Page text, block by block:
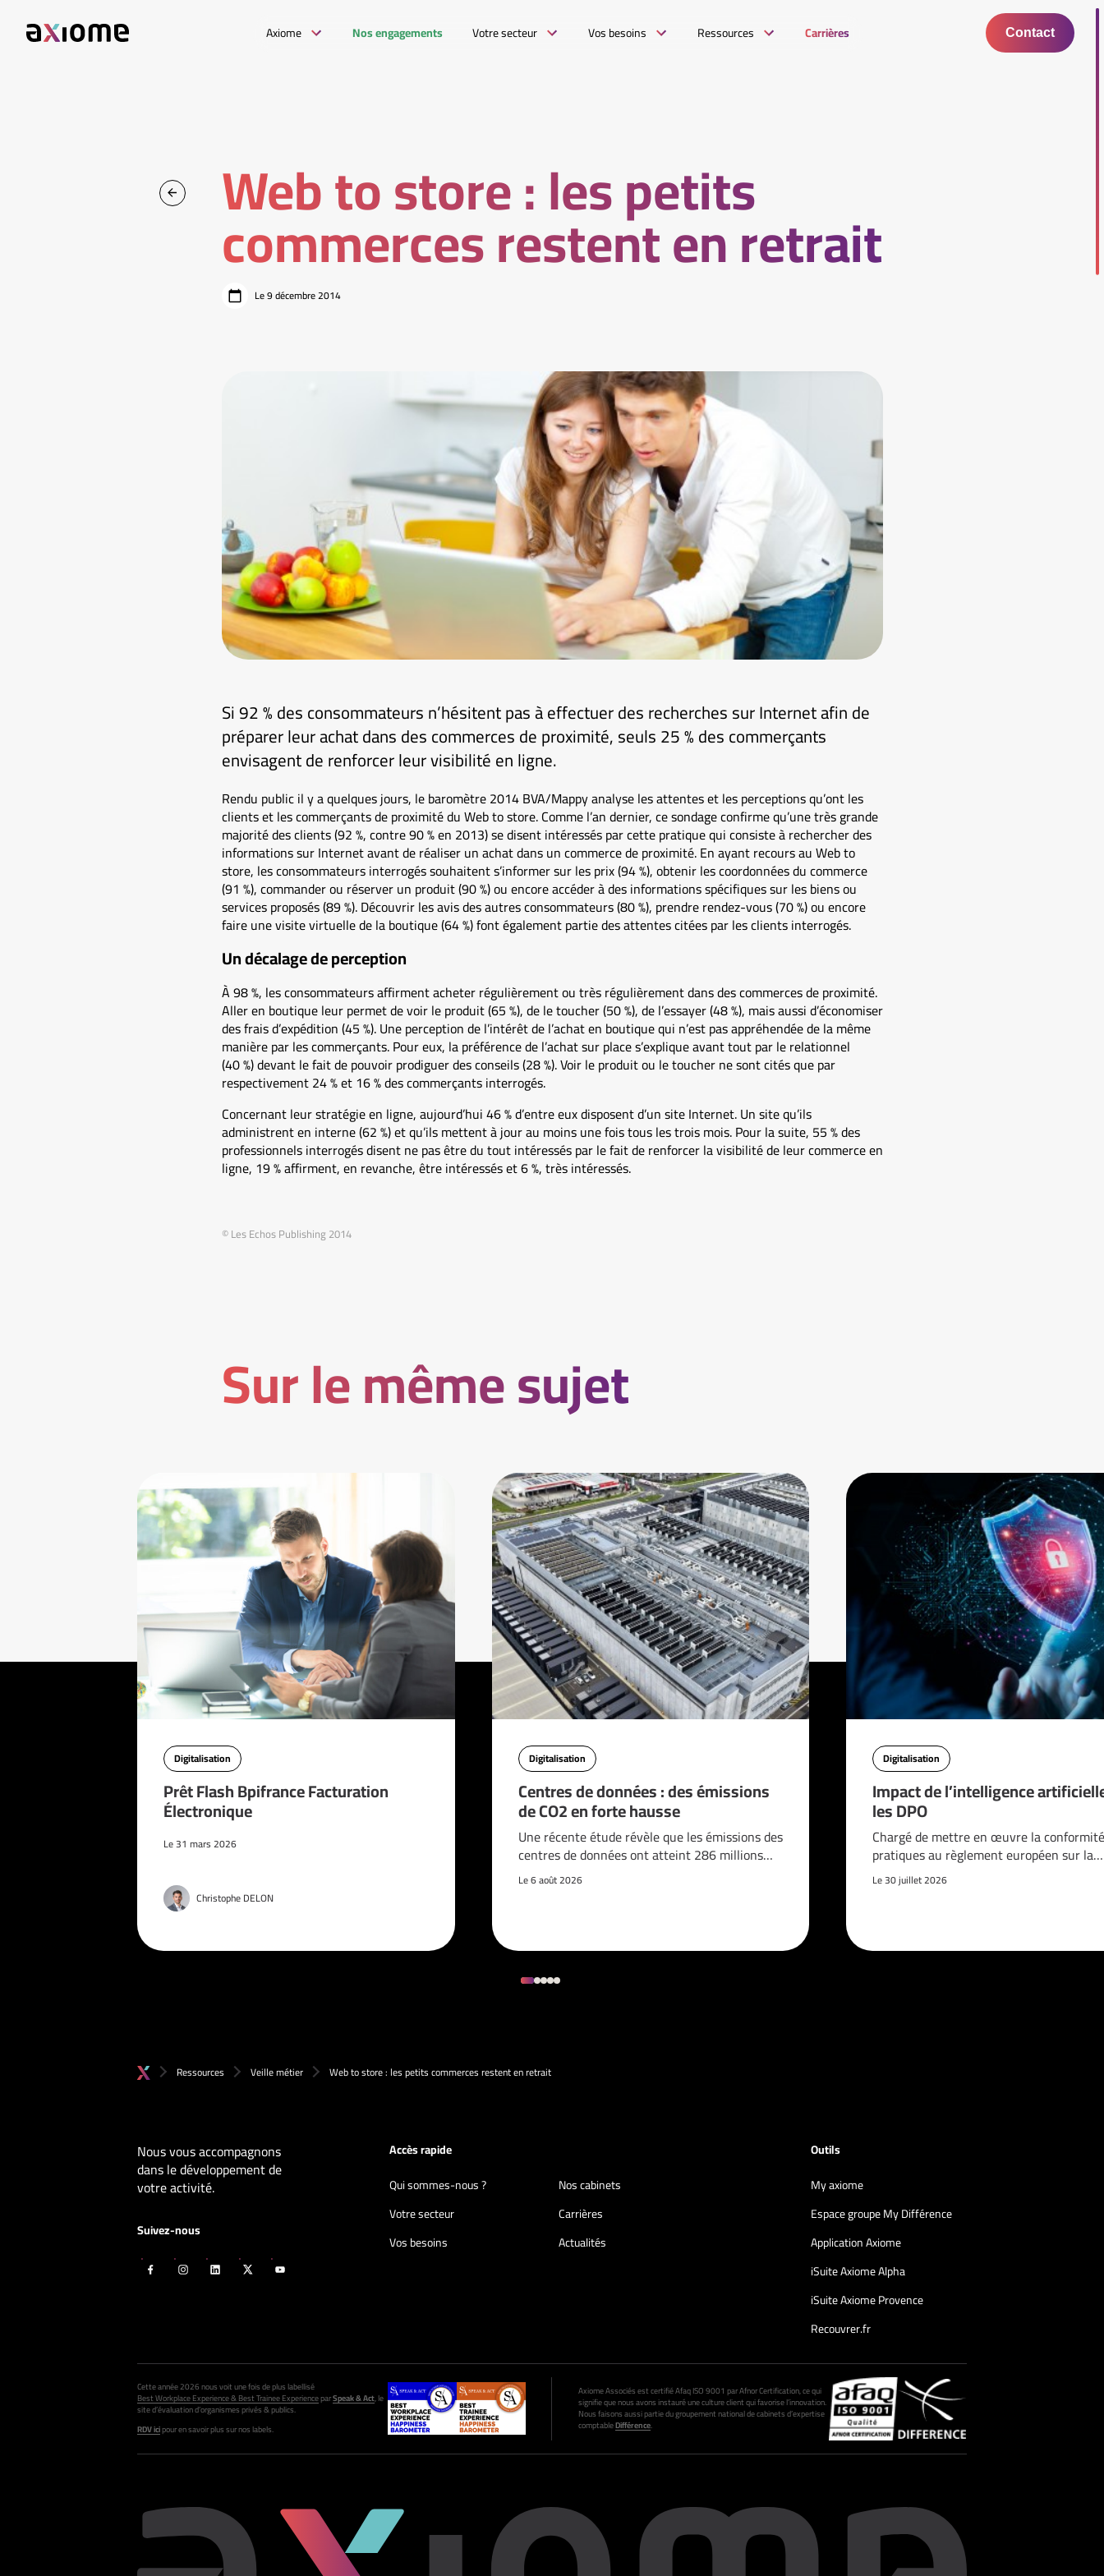
Axiome Nos engagements Votre secteur Vos besoins Ressources Carrières Contact
Web to store : les petits
commerces restent en retrait
Le 9 décembre 2014
Si 92 % des consommateurs n’hésitent pas à effectuer des recherches sur Internet afin de
préparer leur achat dans des commerces de proximité, seuls 25 % des commerçants
envisagent de renforcer leur visibilité en ligne.
Rendu public il y a quelques jours, le baromètre 2014 BVA/Mappy analyse les attentes et les perceptions qu’ont les
clients et les commerçants de proximité du Web to store. Comme l’an dernier, ce sondage confirme qu’une très grande
majorité des clients (92 %, contre 90 % en 2013) se disent intéressés par cette pratique qui consiste à rechercher des
informations sur Internet avant de réaliser un achat dans un commerce de proximité. En ayant recours au Web to
store, les consommateurs interrogés souhaitent s’informer sur les prix (94 %), obtenir les coordonnées du commerce
(91 %), commander ou réserver un produit (90 %) ou encore accéder à des informations spécifiques sur les biens ou
services proposés (89 %). Découvrir les avis des autres consommateurs (80 %), prendre rendez-vous (70 %) ou encore
faire une visite virtuelle de la boutique (64 %) font également partie des attentes citées par les clients interrogés.
Un décalage de perception
À 98 %, les consommateurs affirment acheter régulièrement ou très régulièrement dans des commerces de proximité.
Aller en boutique leur permet de voir le produit (65 %), de le toucher (50 %), de l’essayer (48 %), mais aussi d’économiser
des frais d’expédition (45 %). Une perception de l’intérêt de l’achat en boutique qui n’est pas appréhendée de la même
manière par les commerçants. Pour eux, la préférence de l’achat sur place s’explique avant tout par le relationnel
(40 %) devant le fait de pouvoir prodiguer des conseils (28 %). Voir le produit ou le toucher ne sont cités que par
respectivement 24 % et 16 % des commerçants interrogés.
Concernant leur stratégie en ligne, aujourd’hui 46 % d’entre eux disposent d’un site Internet. Un site qu’ils
administrent en interne (62 %) et qu’ils mettent à jour au moins une fois tous les trois mois. Pour la suite, 55 % des
professionnels interrogés disent ne pas être du tout intéressés par le fait de renforcer la visibilité de leur commerce en
ligne, 19 % affirment, en revanche, être intéressés et 6 %, très intéressés.
© Les Echos Publishing 2014
Sur le même sujet
Digitalisation
Prêt Flash Bpifrance Facturation
Électronique
Le 31 mars 2026
Christophe DELON
Digitalisation
Centres de données : des émissions
de CO2 en forte hausse
Une récente étude révèle que les émissions des
centres de données ont atteint 286 millions…
Le 6 août 2026
Digitalisation
Impact de l’intelligence
les DPO
Chargé de mettre en œuvre la
pratiques au règlement européen sur la…
Le 30 juillet 2026
Ressources Veille métier Web to store : les petits commerces restent en retrait
Nous vous accompagnons
dans le développement de
votre activité.
Suivez-nous
Accès rapide
Qui sommes-nous ?
Nos cabinets
Votre secteur
Carrières
Vos besoins
Actualités
Outils
My axiome
Espace groupe My Différence
Application Axiome
iSuite Axiome Alpha
iSuite Axiome Provence
Recouvrer.fr
Cette année 2026 nous voit une fois de plus labellisé
Best Workplace Experience & Best Trainee ExperienceparSpeak & Act, le
site d’évaluation d’organismes privés & publics.
RDV icipour en savoir plus sur nos labels.
Axiome Associés est certifié Afaq ISO 9001 par Afnor Certification, ce qui
signifie que nous avons instauré une culture client qui favorise l’innovation.
Nous faisons aussi partie du groupement national de cabinets d’expertise
comptableDifférence.